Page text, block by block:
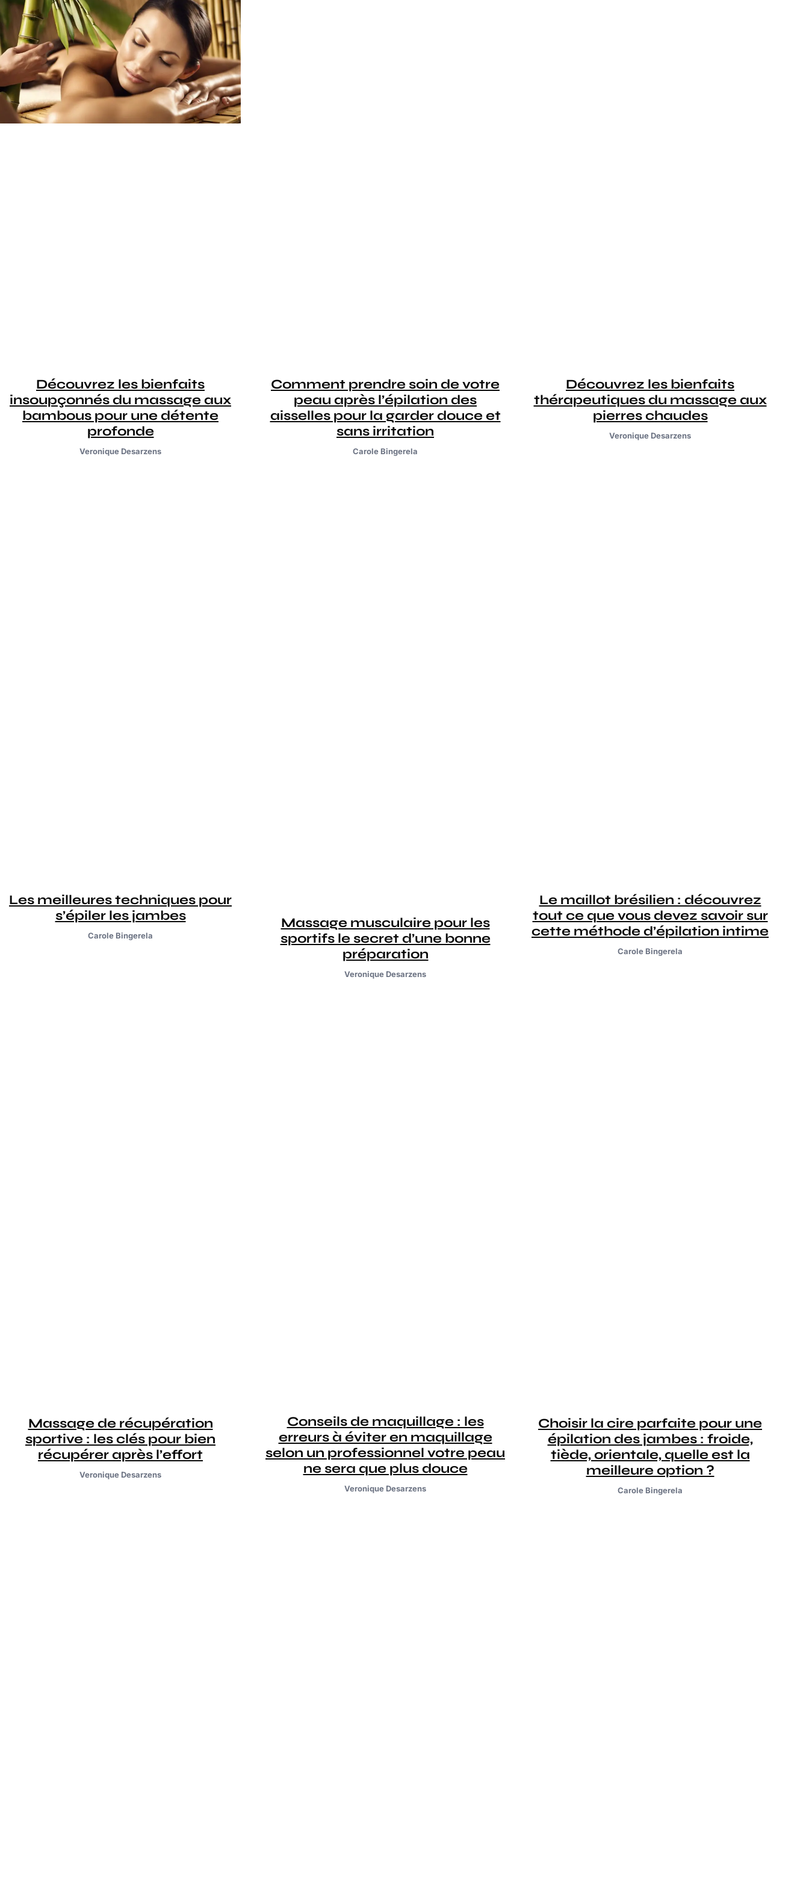
Découvrez les bienfaits
insoupçonnés du massage aux
bambous pour une détente
profonde
Veronique Desarzens
Comment prendre soin de votre
peau après l’épilation des
aisselles pour la garder douce et
sans irritation
Carole Bingerela
Découvrez les bienfaits
thérapeutiques du massage aux
pierres chaudes
Veronique Desarzens
Les meilleures techniques pour
s’épiler les jambes
Carole Bingerela
Massage musculaire pour les
sportifs le secret d’une bonne
préparation
Veronique Desarzens
Le maillot brésilien : découvrez
tout ce que vous devez savoir sur
cette méthode d’épilation intime
Carole Bingerela
Massage de récupération
sportive : les clés pour bien
récupérer après l’effort
Veronique Desarzens
Conseils de maquillage : les
erreurs à éviter en maquillage
selon un professionnel votre peau
ne sera que plus douce
Veronique Desarzens
Choisir la cire parfaite pour une
épilation des jambes : froide,
tiède, orientale, quelle est la
meilleure option ?
Carole Bingerela